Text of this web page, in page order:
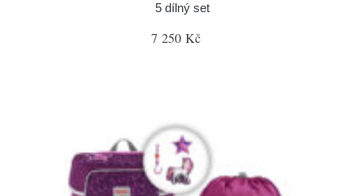
5 dílný set
7 250 Kč